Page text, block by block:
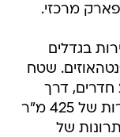
בגדלים
שטח
הדירות ינוע החל מ-71 מ"ר לדירת 2 חדרים, דרך
כ-150 מ"ר לדירת 4 חדרים ועד לדירות של 425 מ"ר
אחד היתרונות של